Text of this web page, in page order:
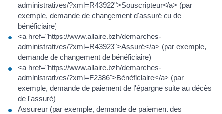
administratives/?xml=R43922">Souscripteur</a> (par
exemple, demande de changement d'assuré ou de
bénéficiaire)
<a href="https://www.allaire.bzh/demarches-
administratives/?xml=R43923">Assuré</a> (par exemple,
demande de changement de bénéficiaire)
<a href="https://www.allaire.bzh/demarches-
administratives/?xml=F2386">Bénéficiaire</a> (par
exemple, demande de paiement de l'épargne suite au décès
de l'assuré)
Assureur (par exemple, demande de paiement des